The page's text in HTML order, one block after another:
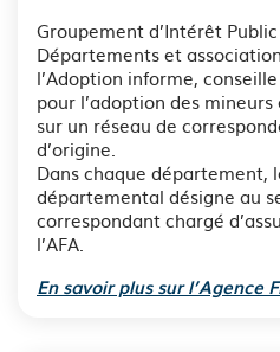
Groupement d’Intérêt
Départements et
l’Adoption informe,
pour l’adoption des
sur un réseau de
d’origine.
Dans chaque département,
départemental désigne au
correspondant chargé
l’AFA.
En savoir plus sur l’Agence